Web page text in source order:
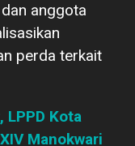
anggota
perda terkait
LPPD Kota
Manokwari